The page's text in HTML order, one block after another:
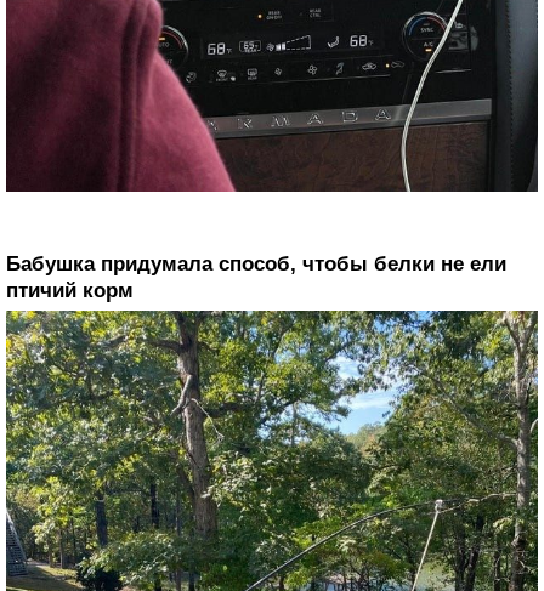
Бабушка придумала способ, чтобы белки не ели
птичий корм